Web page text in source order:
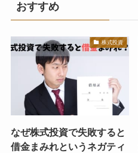
おすすめ
株式投資
なぜ株式投資で失敗すると
借金まみれというネガティ